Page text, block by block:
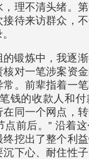
理不清头绪。第
待来访群众，
的锻炼中，我逐
对一笔涉案资
常。前辈指着一
钱的收款人和付
同一个网点，
前后。” 沿着这
挖出了整个利
下心、耐住性